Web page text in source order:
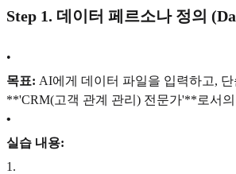
Step 1. 데이터 페르소나 정의
•
목표: AI에게 데이터 파일을 입력하고,
**'CRM(고객 관계 관리) 전문가'**로서의
•
실습 내용:
1 .